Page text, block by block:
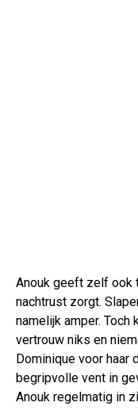
Anouk geeft zelf ook
nachtrust zorgt.
namelijk amper. Toch
vertrouw niks en
Dominique voor haar
begripvolle vent in
Anouk regelmatig in